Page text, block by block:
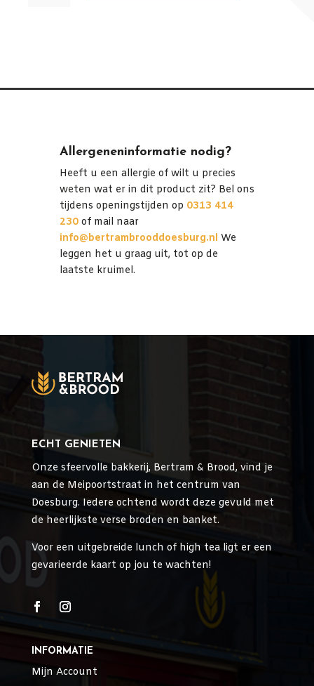
Allergeneninformatie nodig?
Heeft u een allergie of wilt u precies
weten wat er in dit product zit? Bel ons
tijdens openingstijden op 0313 414
230of mail naar
info@bertrambrooddoesburg.nl We
leggen het u graag uit, tot op de
laatste kruimel.
ECHT GENIETEN
Onze sfeervolle bakkerij, Bertram & Brood, vind je
aan de Meipoortstraat in het centrum van
Doesburg. Iedere ochtend wordt deze gevuld met
de heerlijkste verse broden en banket.
Voor een uitgebreide lunch of high tea ligt er een
gevarieerde kaart op jou te wachten!
INFORMATIE
Mijn Account